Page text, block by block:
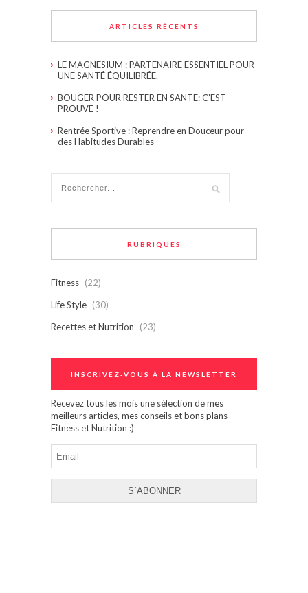
ARTICLES RÉCENTS
LE MAGNESIUM : PARTENAIRE ESSENTIEL POUR
UNE SANTÉ ÉQUILIBRÉE.
BOUGER POUR RESTER EN SANTE: C’EST
PROUVE !
Rentrée Sportive : Reprendre en Douceur pour
des Habitudes Durables
RUBRIQUES
Fitness (22)
Life Style (30)
Recettes et Nutrition
(23)
INSCRIVEZ-VOUS À LA NEWSLETTER
Recevez tous les mois une sélection de mes
meilleurs articles, mes conseils et bons plans
Fitness et Nutrition :)